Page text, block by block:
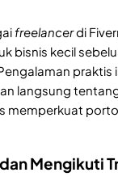
freelancerdi
bisnis kecil
praktis
langsung
memperkuat
Mengikuti